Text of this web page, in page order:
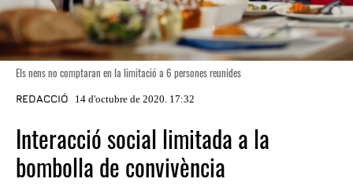
Els nens no comptaran en la limitació a 6 persones reunides
REDACCIÓ 14 d'octubre de 2020. 17:32
Interacció social limitada a la
bombolla de convivència